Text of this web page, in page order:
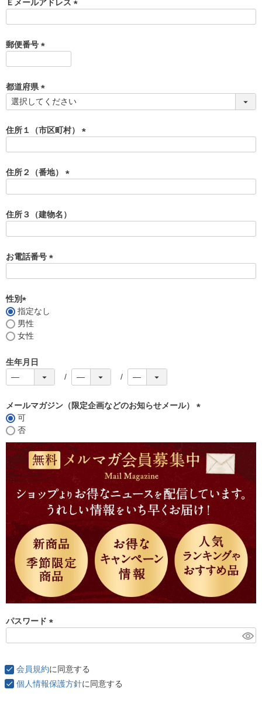
Ｅメールアドレス
郵便番号
須
)
都道府県
(
須
)
住所１（市区町村）
)
住所２（番地）
須
)
住所３（建物名）
お電話番号
性別
(
必
須
指定なし
男性
女性
生年月日
メールマガジン（限定企画などのお知らせメール）
須
)
可
否
パスワード
)
会員規約に同意する
個人情報保護方針に同意する